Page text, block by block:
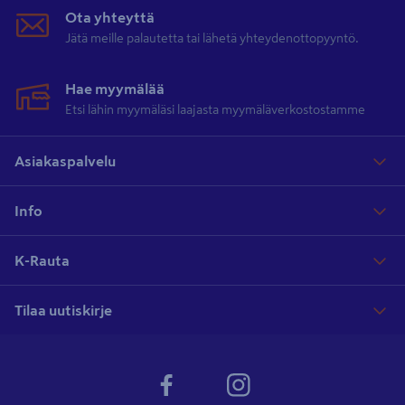
Ota yhteyttä
Jätä meille palautetta tai lähetä yhteydenottopyyntö.
Hae myymälää
Etsi lähin myymäläsi laajasta myymäläverkostostamme
Asiakaspalvelu
Info
K-Rauta
Tilaa uutiskirje